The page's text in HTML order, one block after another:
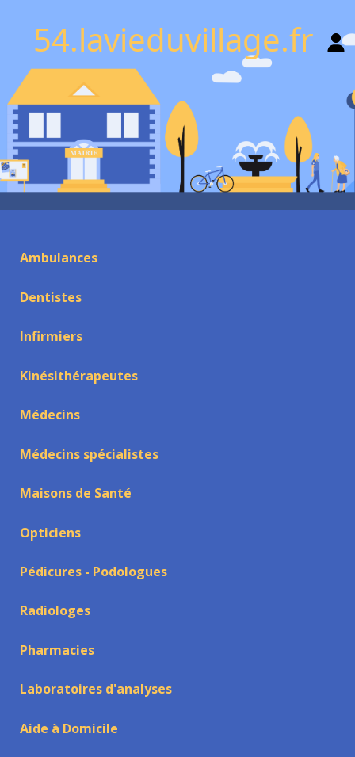
54.lavieduvillage.fr
Ambulances
Dentistes
Infirmiers
Kinésithérapeutes
Médecins
Médecins spécialistes
Maisons de Santé
Opticiens
Pédicures - Podologues
Radiologes
Pharmacies
Laboratoires d'analyses
Aide à Domicile